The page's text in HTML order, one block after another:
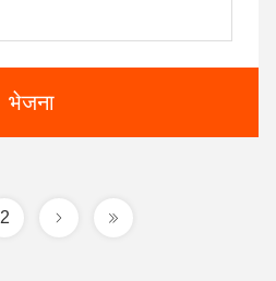
भेजना
2